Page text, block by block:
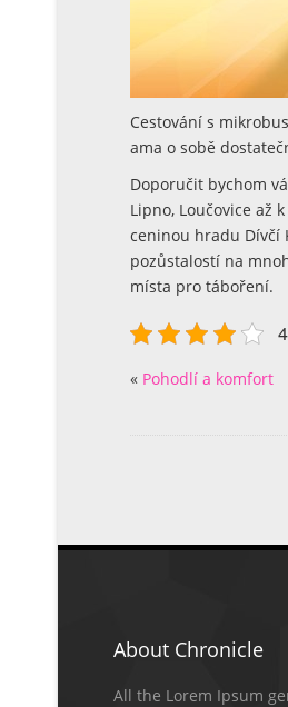
Cestování s
ama o sobě
Doporučit bychom
Lipno, Loučovice až
ceninou hradu Dívčí
pozůstalostí na
místa pro táboření.
« Pohodlí a komfort
About Chronicle
All the Lorem Ipsum